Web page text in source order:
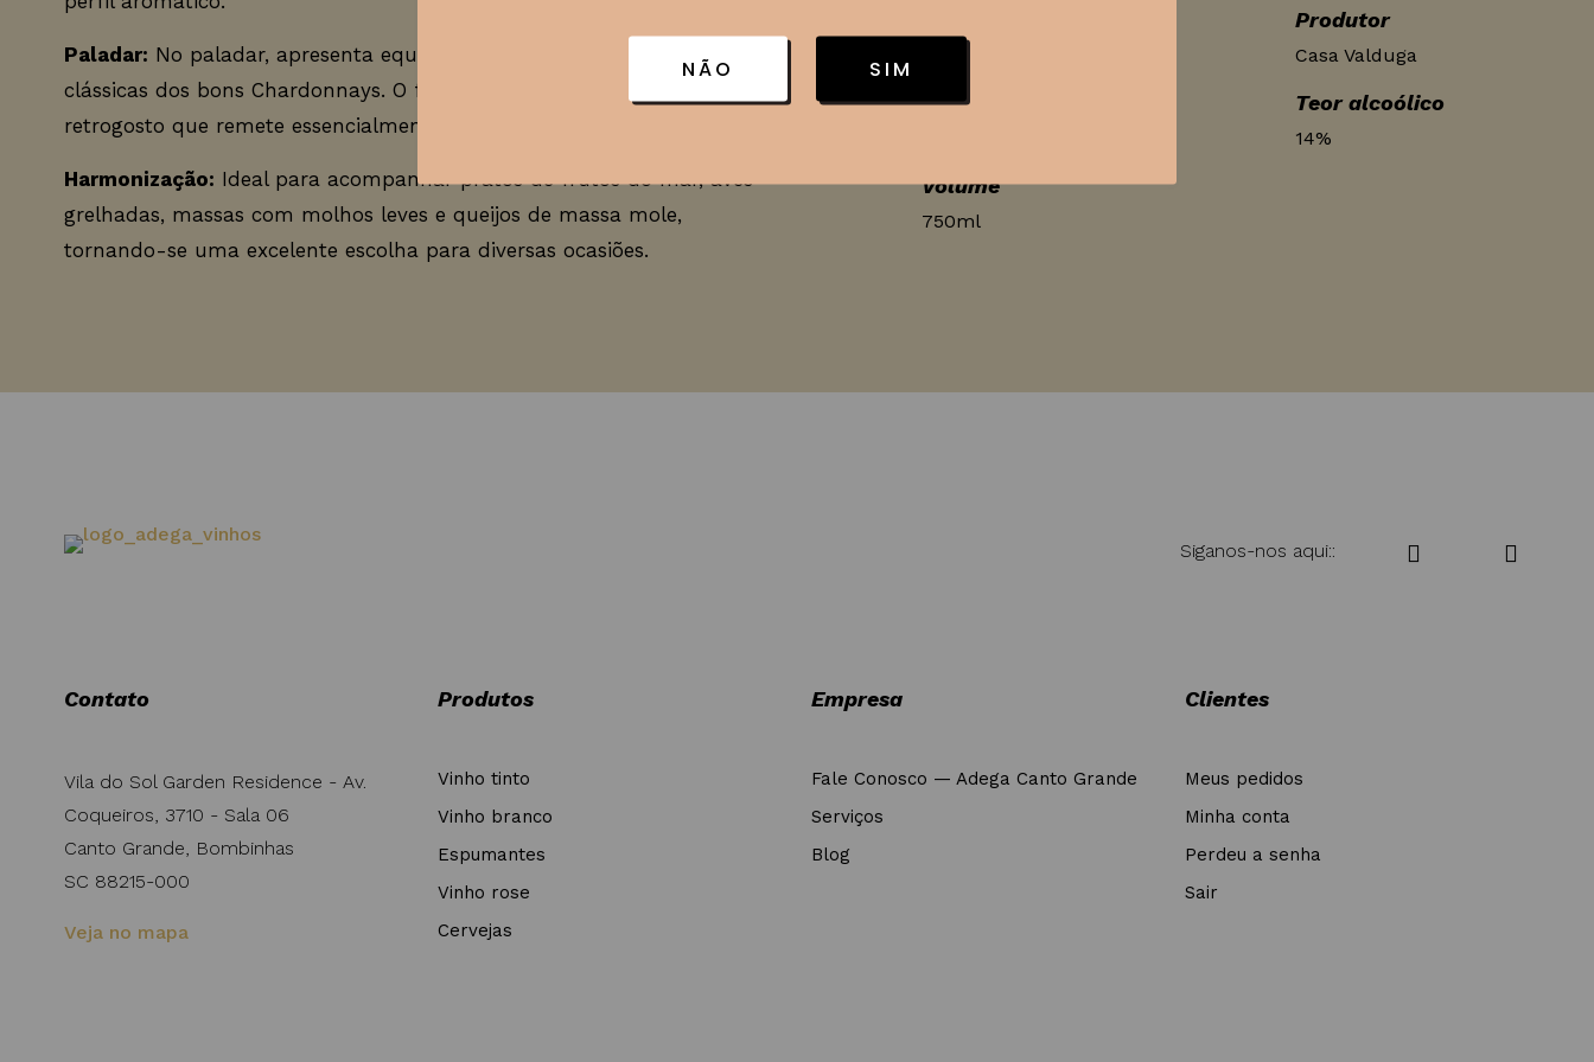
Paladar: No paladar, apresenta equilíbrio e untuosidade, características
clássicas dos bons Chardonnays. O final de boca é persistente, com um
retrogosto que remete essencialmente às notas de abacaxi.
Harmonização: Ideal para acompanhar pratos de frutos do mar, aves
grelhadas, massas com molhos leves e queijos de massa mole,
tornando-se uma excelente escolha para diversas ocasiões.
Produtor
Casa Valduga
Uvas Teor alcoólico
14%
Volume
750ml
Siganos-nos aqui::
Contato
Vila do Sol Garden Residence - Av.
Coqueiros, 3710 - Sala 06
Canto Grande, Bombinhas
SC 88215-000
Veja no mapa
Produtos
Vinho tinto
Vinho branco
Espumantes
Vinho rose
Cervejas
Empresa
Fale Conosco — Adega Canto Grande
Serviços
Blog
Clientes
Meus pedidos
Minha conta
Perdeu a senha
Sair
NÃO SIM